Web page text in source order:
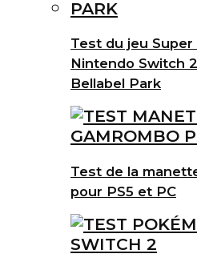
Test du jeu
Nintendo Switch
Bellabel Park
Test de la
pour PS5 et PC